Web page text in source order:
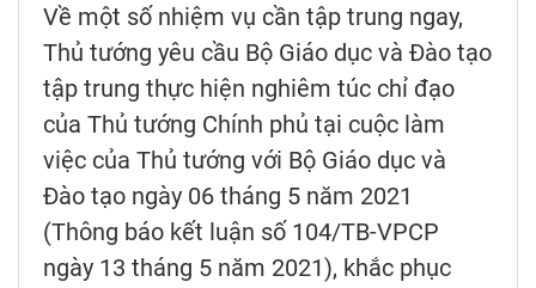
Về một số nhiệm vụ cần tập trung ngay,
Thủ tướng yêu cầu Bộ Giáo dục và Đào tạo
tập trung thực hiện nghiêm túc chỉ đạo
của Thủ tướng Chính phủ tại cuộc làm
việc của Thủ tướng với Bộ Giáo dục và
Đào tạo ngày 06 tháng 5 năm 2021
(Thông báo kết luận số 104/TB-VPCP
ngày 13 tháng 5 năm 2021), khắc phục